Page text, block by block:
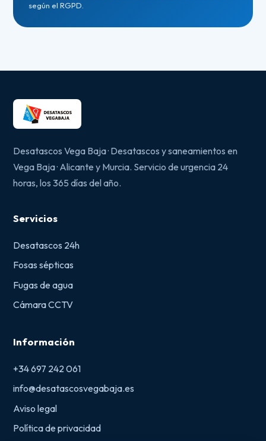
según el RGPD.
Desatascos Vega Baja · Desatascos y saneamientos en
Vega Baja · Alicante y Murcia. Servicio de urgencia 24
horas, los 365 días del año.
Servicios
Desatascos 24h
Fosas sépticas
Fugas de agua
Cámara CCTV
Información
+34 697 242 061
info@desatascosvegabaja.es
Aviso legal
Política de privacidad